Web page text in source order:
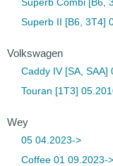
Superb II [B6, 3T4]
Volkswagen
Caddy IV [SA, SAA]
Touran [1T3]
Wey
05 04.2023->
Coffee 01 09.2023->